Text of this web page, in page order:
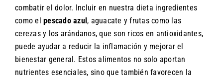
combatir el dolor. Incluir en nuestra dieta ingredientes
como el pescado azul, aguacate y frutas como las
cerezas y los arándanos, que son ricos en antioxidantes,
puede ayudar a reducir la inflamación y mejorar el
bienestar general. Estos alimentos no solo aportan
nutrientes esenciales, sino que también favorecen la